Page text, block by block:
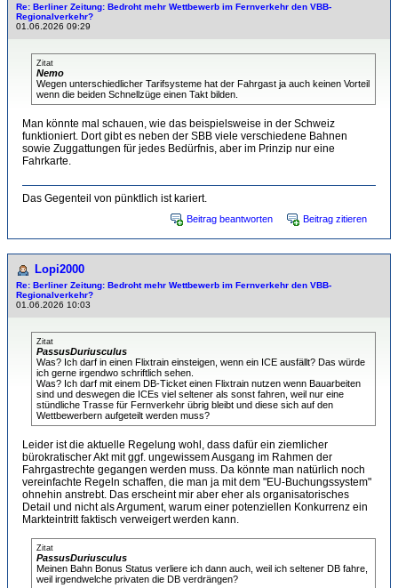
Re: Berliner Zeitung: Bedroht mehr Wettbewerb im Fernverkehr den VBB-
Regionalverkehr?
01.06.2026 09:29
Zitat
Nemo
Wegen unterschiedlicher Tarifsysteme hat der Fahrgast ja auch keinen Vorteil
wenn die beiden Schnellzüge einen Takt bilden.
Man könnte mal schauen, wie das beispielsweise in der Schweiz
funktioniert. Dort gibt es neben der SBB viele verschiedene Bahnen
sowie Zuggattungen für jedes Bedürfnis, aber im Prinzip nur eine
Fahrkarte.
Das Gegenteil von pünktlich ist kariert.
Beitrag beantworten Beitrag zitieren
Lopi2000
Re: Berliner Zeitung: Bedroht mehr Wettbewerb im Fernverkehr den VBB-
Regionalverkehr?
01.06.2026 10:03
Zitat
PassusDuriusculus
Was? Ich darf in einen Flixtrain einsteigen, wenn ein ICE ausfällt? Das würde
ich gerne irgendwo schriftlich sehen.
Was? Ich darf mit einem DB-Ticket einen Flixtrain nutzen wenn Bauarbeiten
sind und deswegen die ICEs viel seltener als sonst fahren, weil nur eine
stündliche Trasse für Fernverkehr übrig bleibt und diese sich auf den
Wettbewerbern aufgeteilt werden muss?
Leider ist die aktuelle Regelung wohl, dass dafür ein ziemlicher
bürokratischer Akt mit ggf. ungewissem Ausgang im Rahmen der
Fahrgastrechte gegangen werden muss. Da könnte man natürlich noch
vereinfachte Regeln schaffen, die man ja mit dem "EU-Buchungssystem"
ohnehin anstrebt. Das erscheint mir aber eher als organisatorisches
Detail und nicht als Argument, warum einer potenziellen Konkurrenz ein
Markteintritt faktisch verweigert werden kann.
Zitat
PassusDuriusculus
Meinen Bahn Bonus Status verliere ich dann auch, weil ich seltener DB fahre,
weil irgendwelche privaten die DB verdrängen?